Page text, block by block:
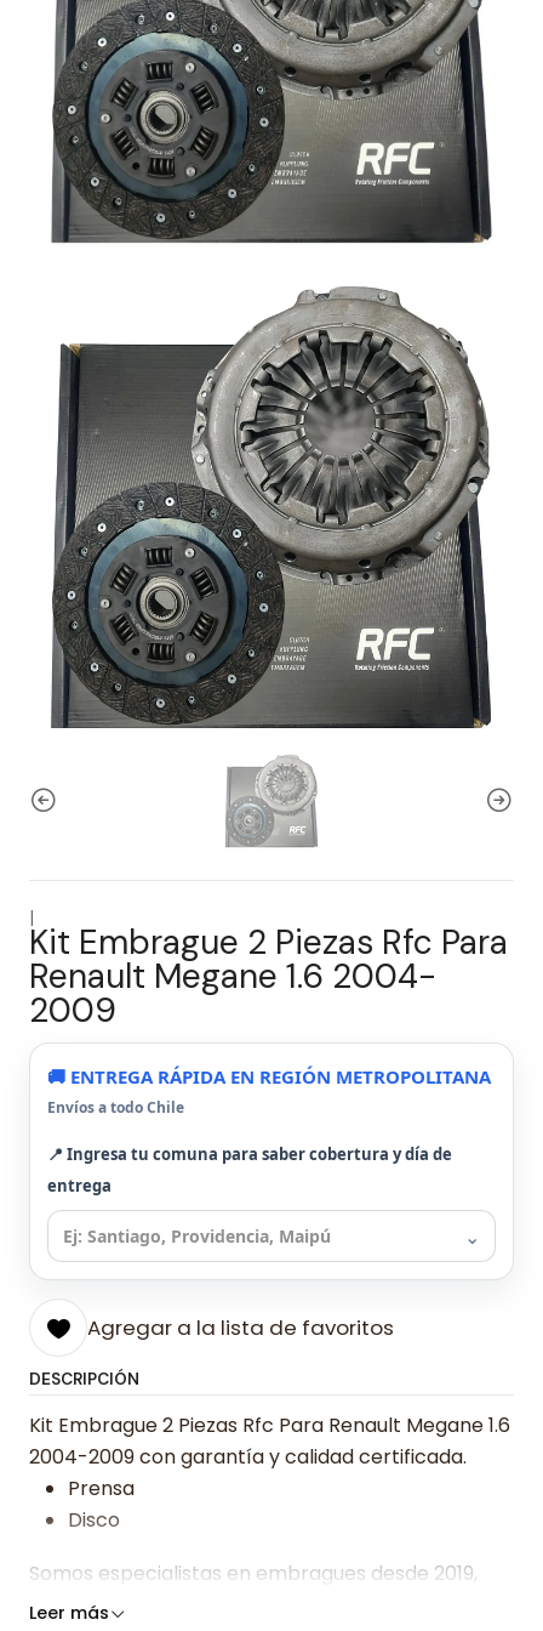
|
Kit Embrague 2 Piezas Rfc Para
Renault Megane 1.6 2004-
2009
🚚 ENTREGA RÁPIDA EN REGIÓN METROPOLITANA
Envíos a todo Chile
📍 Ingresa tu comuna para saber cobertura y día de
entrega
⌄
Agregar a la lista de favoritos
DESCRIPCIÓN
Kit Embrague 2 Piezas Rfc Para Renault Megane 1.6
2004-2009 con garantía y calidad certificada.
Prensa
Disco
Somos especialistas en embragues desde 2019,
ofreciendo precios bajos y asesoría experta.
Leer más